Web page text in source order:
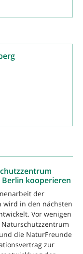
kooperieren
der
wird in den nächsten
Vor wenigen
Naturschutzzentrum
die NaturFreunde
zur